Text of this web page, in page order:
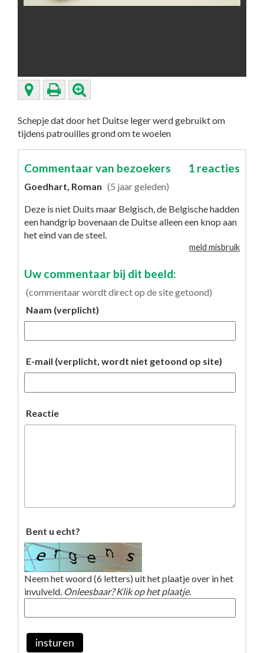
Schepje dat door het Duitse leger werd gebruikt om
tijdens patrouilles grond om te woelen
1 reacties
Commentaar van bezoekers
Goedhart, Roman (5 jaar geleden)
Deze is niet Duits maar Belgisch, de Belgische hadden
een handgrip bovenaan de Duitse alleen een knop aan
het eind van de steel.
meld misbruik
Uw commentaar bij dit beeld:
(commentaar wordt direct op de site getoond)
Naam (verplicht)
E-mail (verplicht, wordt niet getoond op site)
Reactie
Bent u echt?
Neem het woord (6 letters) uit het plaatje over in het
invulveld. Onleesbaar? Klik op het plaatje.
insturen